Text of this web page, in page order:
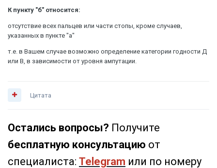
К пункту "б" относится:
отсутствие всех пальцев или части стопы, кроме случаев,
указанных в пункте "а"
т.е. в Вашем случае возможно определение категории годности Д
или В, в зависимости от уровня ампутации.
Цитата
Остались вопросы? Получите
бесплатную консультацию от
специалиста: Telegram или по номеру